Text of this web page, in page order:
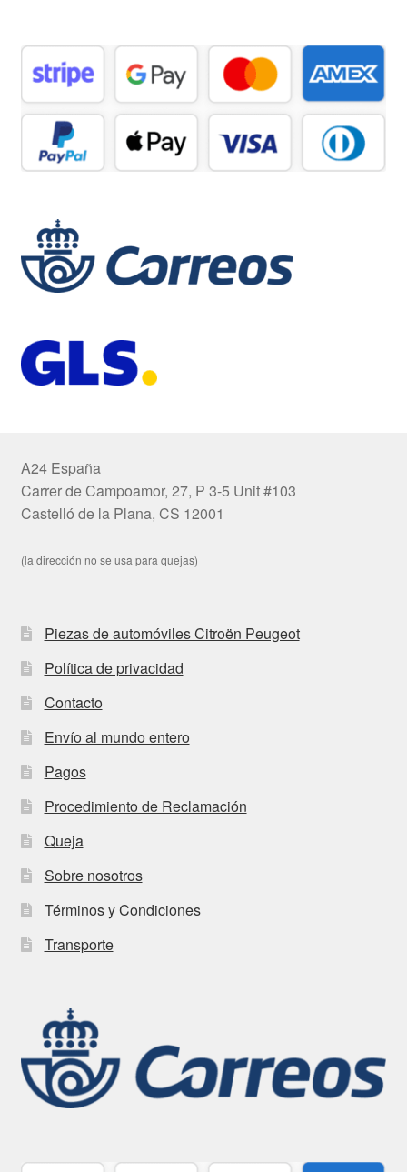
A24 España
Carrer de Campoamor, 27, P 3-5 Unit #103
Castelló de la Plana, CS 12001
(la dirección no se usa para quejas)
Piezas de automóviles Citroën Peugeot
Política de privacidad
Contacto
Envío al mundo entero
Pagos
Procedimiento de Reclamación
Queja
Sobre nosotros
Términos y Condiciones
Transporte